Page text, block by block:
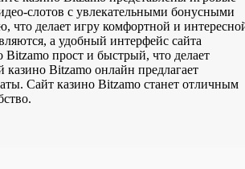
слотов с увлекательными бонусными
что делает игру комфортной и
а удобный интерфейс сайта
прост и быстрый, что делает
Bitzamo онлайн предлагает
Сайт казино Bitzamo станет отличным